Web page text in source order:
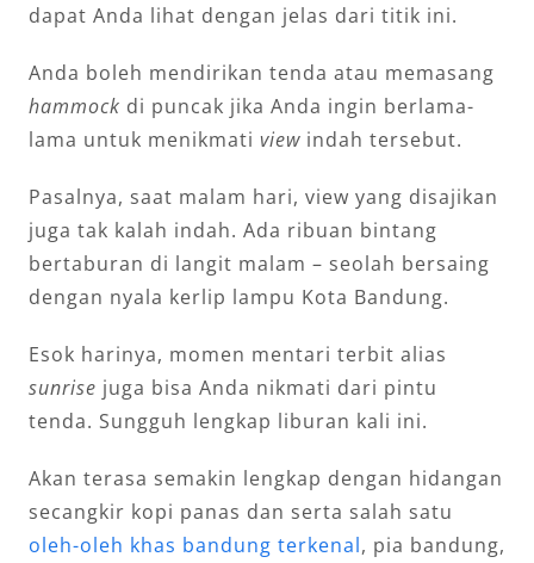
dapat Anda lihat dengan jelas dari titik ini.
Anda boleh mendirikan tenda atau memasang
hammock di puncak jika Anda ingin berlama-
lama untuk menikmati view indah tersebut.
Pasalnya, saat malam hari, view yang disajikan
juga tak kalah indah. Ada ribuan bintang
bertaburan di langit malam – seolah bersaing
dengan nyala kerlip lampu Kota Bandung.
Esok harinya, momen mentari terbit alias
sunrise juga bisa Anda nikmati dari pintu
tenda. Sungguh lengkap liburan kali ini.
Akan terasa semakin lengkap dengan hidangan
secangkir kopi panas dan serta salah satu
oleh-oleh khas bandung terkenal, pia bandung,